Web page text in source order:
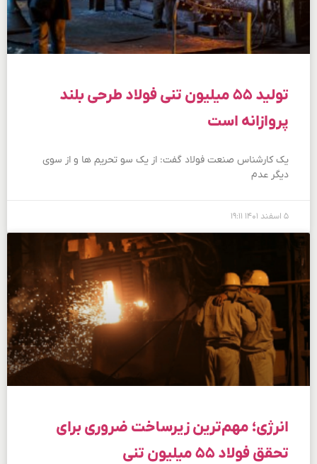
تولید ۵۵ میلیون تنی فولاد طرحی بلند
پروازانه است
یک کارشناس صنعت فولاد گفت: از یک سو تحریم ها و از سوی
دیگر عدم
۵ اسفند ۱۴۰۱ ۱۹:۱۱
انرژی؛ مهم‌ترین زیرساخت ضروری برای
تحقق فولاد ۵۵ میلیون تنی